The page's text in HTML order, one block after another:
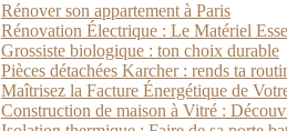
Rénover son appartement à Paris
Rénovation Électrique : Le Matériel
Grossiste biologique : ton choix durable
Pièces détachées Karcher : rends ta
Maîtrisez la Facture Énergétique de
Construction de maison à Vitré :